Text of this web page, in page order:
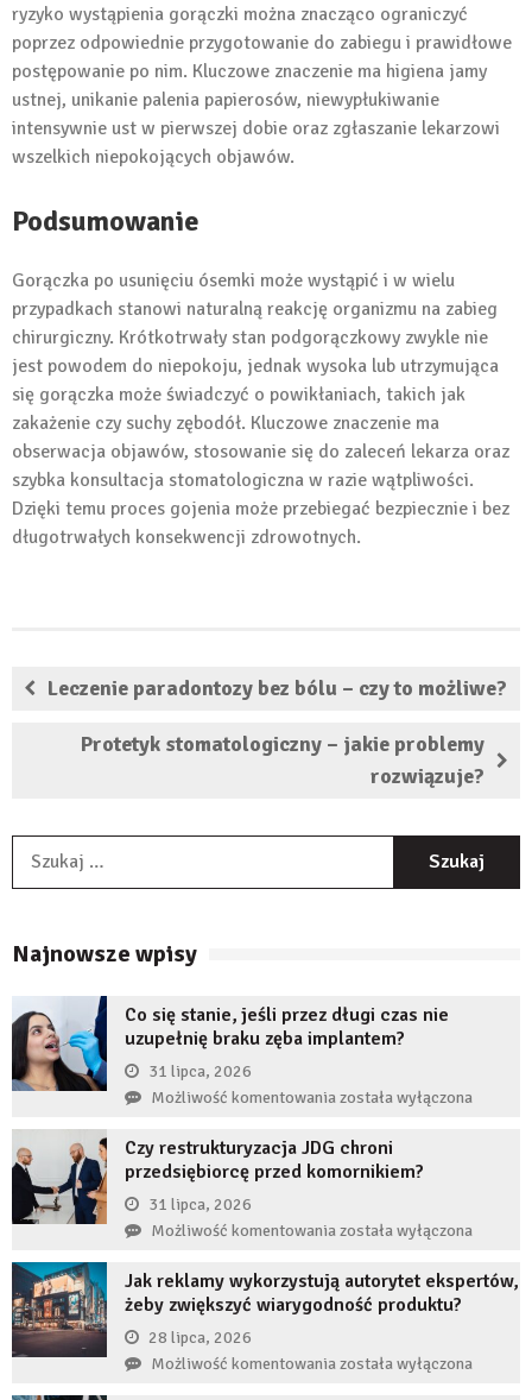
ryzyko wystąpienia gorączki można znacząco ograniczyć
poprzez odpowiednie przygotowanie do zabiegu i prawidłowe
postępowanie po nim. Kluczowe znaczenie ma higiena jamy
ustnej, unikanie palenia papierosów, niewypłukiwanie
intensywnie ust w pierwszej dobie oraz zgłaszanie lekarzowi
wszelkich niepokojących objawów.
Podsumowanie
Gorączka po usunięciu ósemki może wystąpić i w wielu
przypadkach stanowi naturalną reakcję organizmu na zabieg
chirurgiczny. Krótkotrwały stan podgorączkowy zwykle nie
jest powodem do niepokoju, jednak wysoka lub utrzymująca
się gorączka może świadczyć o powikłaniach, takich jak
zakażenie czy suchy zębodół. Kluczowe znaczenie ma
obserwacja objawów, stosowanie się do zaleceń lekarza oraz
szybka konsultacja stomatologiczna w razie wątpliwości.
Dzięki temu proces gojenia może przebiegać bezpiecznie i bez
długotrwałych konsekwencji zdrowotnych.
Leczenie paradontozy bez bólu – czy to możliwe?
Protetyk stomatologiczny – jakie problemy
rozwiązuje?
Najnowsze wpisy
Co się stanie, jeśli przez długi czas nie
uzupełnię braku zęba implantem?
31 lipca, 2026
Możliwość komentowaniaCo
stanie,
jeśli
długi
uzupełnię
implantem?
została wyłączona
Czy restrukturyzacja JDG chroni
przedsiębiorcę przed komornikiem?
31 lipca, 2026
Możliwość komentowaniaCzy
JDG
chroni
przed
komornikiem?
została wyłączona
Jak reklamy wykorzystują autorytet ekspertów,
żeby zwiększyć wiarygodność produktu?
28 lipca, 2026
Możliwość komentowaniaJak
została wyłączona